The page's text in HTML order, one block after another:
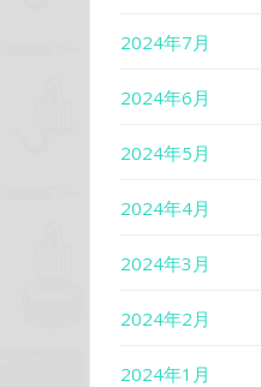
2024年7月
2024年6月
2024年5月
2024年4月
2024年3月
2024年2月
2024年1月